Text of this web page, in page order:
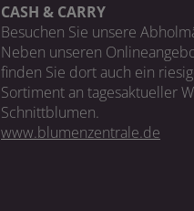
CASH & CARRY
Besuchen Sie unsere
Neben unseren
finden Sie dort auch ein
Sortiment an tagesaktueller
Schnittblumen.
www.blumenzentrale.de